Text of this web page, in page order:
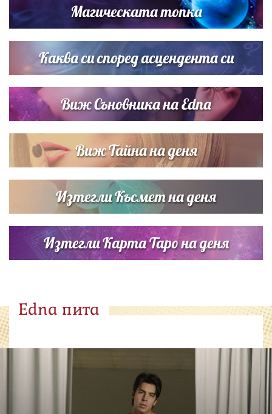
Дъщерята на Тодор Батков вдигна сватба, Стоичков и
Братя Аргирови я изненадаха с песен
Магическата топка
Каква си според асцендента си
Виж Съновника на Edna
Виж Тайна на деня
Изтегли Късмет на деня
Изтегли Карта Таро на деня
Edna пита